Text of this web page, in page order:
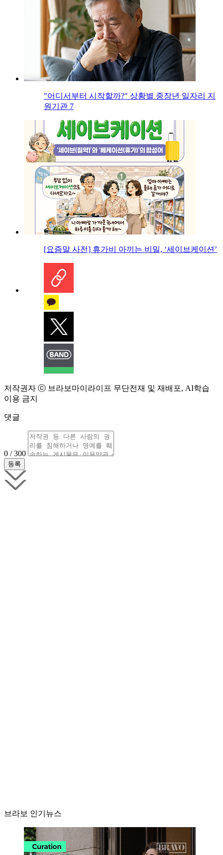
"어디서부터 시작할까?" 상황별 중장년 일자리 지
원기관 7
[요즘말 사전] 휴가비 아끼는 비밀, ‘세이브케이션’
저작권자 ⓒ 브라보마이라이프 무단전재 및 재배포, AI학습
이용 금지
댓글
0 / 300
브라보 인기뉴스